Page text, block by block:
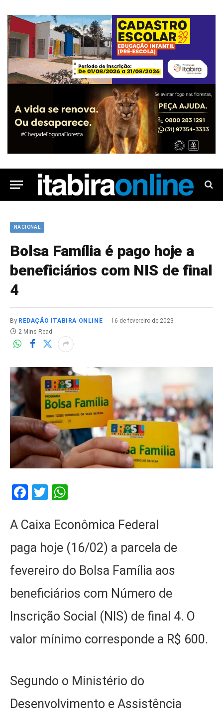
NACIONAL
Bolsa Família é pago hoje a
beneficiários com NIS de final
4
By REDAÇÃO ITABIRA ONLINE
16 de fevereiro de 2023
2 Mins Read
Facebook
Twitter
A Caixa Econômica Federal
paga hoje (16/02) a parcela de
fevereiro do Bolsa Família aos
beneficiários com Número de
Inscrição Social (NIS) de final 4. O
valor mínimo corresponde a R$ 600.
Segundo o Ministério do
Desenvolvimento e Assistência